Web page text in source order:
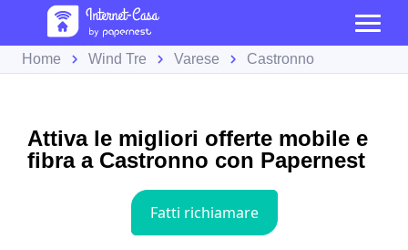
Home Wind Tre Varese Castronno